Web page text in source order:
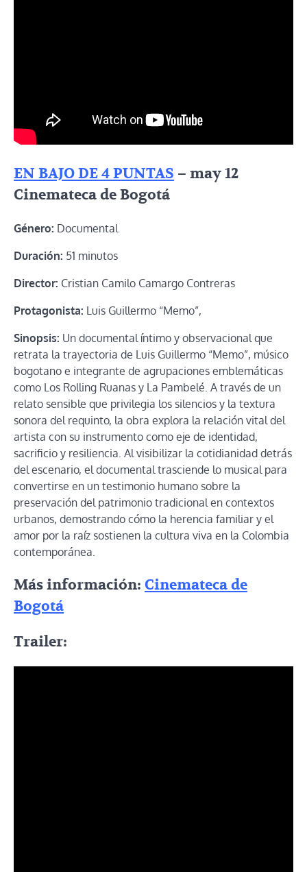
EN BAJO DE 4 PUNTAS – may 12
Cinemateca de Bogotá
Género: Documental
Duración: 51 minutos
Director: Cristian Camilo Camargo Contreras
Protagonista: Luis Guillermo “Memo”,
Sinopsis: Un documental íntimo y observacional que
retrata la trayectoria de Luis Guillermo “Memo”, músico
bogotano e integrante de agrupaciones emblemáticas
como Los Rolling Ruanas y La Pambelé. A través de un
relato sensible que privilegia los silencios y la textura
sonora del requinto, la obra explora la relación vital del
artista con su instrumento como eje de identidad,
sacrificio y resiliencia. Al visibilizar la cotidianidad detrás
del escenario, el documental trasciende lo musical para
convertirse en un testimonio humano sobre la
preservación del patrimonio tradicional en contextos
urbanos, demostrando cómo la herencia familiar y el
amor por la raíz sostienen la cultura viva en la Colombia
contemporánea.
Más información: Cinemateca de
Bogotá
Trailer: